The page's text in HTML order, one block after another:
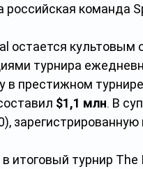
российская команда
остается культовым
турнира
в престижном
$1,1 млн. В
в итоговый турнир